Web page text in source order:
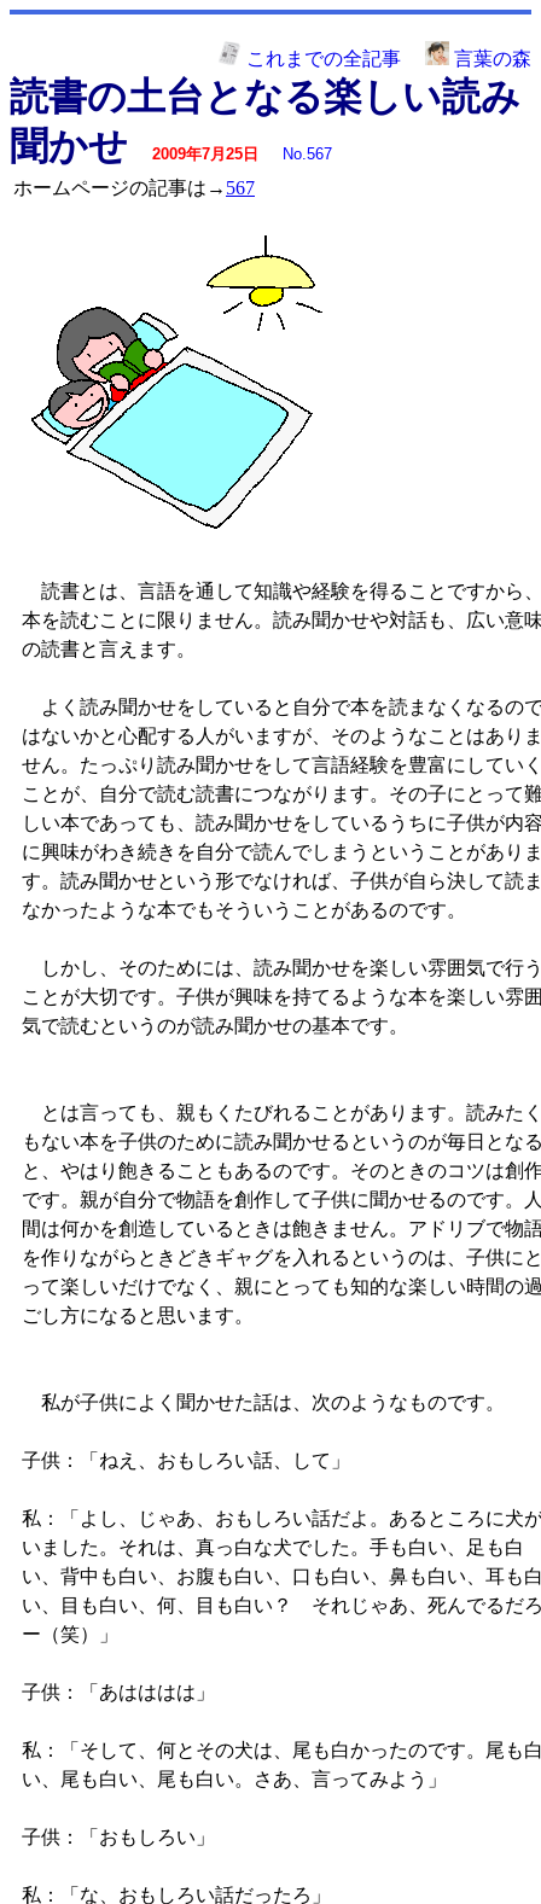
これまでの全記事 言葉の森
読書の土台となる楽しい読み
聞かせ
2009年7月25日 No.567
ホームページの記事は→ 567
読書とは、言語を通して知識や経験を得ることですから
本を読むことに限りません。読み聞かせや対話も、広い意
の読書と言えます。
よく読み聞かせをしていると自分で本を読まなくなるの
はないかと心配する人がいますが、そのようなことはあり
せん。たっぷり読み聞かせをして言語経験を豊富にしてい
ことが、自分で読む読書につながります。その子にとって
しい本であっても、読み聞かせをしているうちに子供が内
に興味がわき続きを自分で読んでしまうということがあり
す。読み聞かせという形でなければ、子供が自ら決して読
なかったような本でもそういうことがあるのです。
しかし、そのためには、読み聞かせを楽しい雰囲気で行
ことが大切です。子供が興味を持てるような本を楽しい雰
気で読むというのが読み聞かせの基本です。
とは言っても、親もくたびれることがあります。読みた
もない本を子供のために読み聞かせるというのが毎日とな
と、やはり飽きることもあるのです。そのときのコツは創
です。親が自分で物語を創作して子供に聞かせるのです。
間は何かを創造しているときは飽きません。アドリブで物
を作りながらときどきギャグを入れるというのは、子供に
って楽しいだけでなく、親にとっても知的な楽しい時間の
ごし方になると思います。
私が子供によく聞かせた話は、次のようなものです。
子供：「ねえ、おもしろい話、して」
私：「よし、じゃあ、おもしろい話だよ。あるところに犬
いました。それは、真っ白な犬でした。手も白い、足も白
い、背中も白い、お腹も白い、口も白い、鼻も白い、耳も
い、目も白い、何、目も白い？ それじゃあ、死んでるだ
ー（笑）」
子供：「あはははは」
私：「そして、何とその犬は、尾も白かったのです。尾も
い、尾も白い、尾も白い。さあ、言ってみよう」
子供：「おもしろい」
私：「な、おもしろい話だったろ」